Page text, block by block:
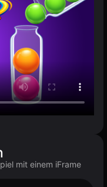
mit einem iFrame